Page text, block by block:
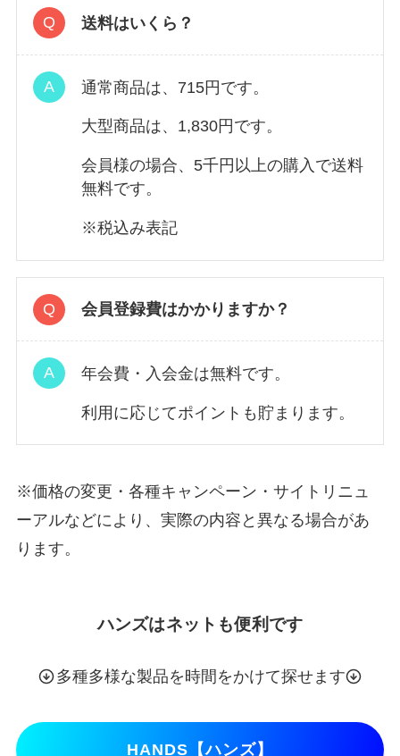
送料はいくら？
通常商品は、715円です。
大型商品は、1,830円です。
会員様の場合、5千円以上の購入で送料
無料です。
※税込み表記
会員登録費はかかりますか？
年会費・入会金は無料です。
利用に応じてポイントも貯まります。
※価格の変更・各種キャンペーン・サイトリニュ
ーアルなどにより、実際の内容と異なる場合があ
ります。
ハンズはネットも便利です
多種多様な製品を時間をかけて探せます
HANDS【ハンズ】